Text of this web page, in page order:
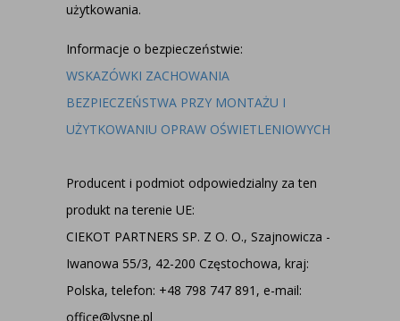
użytkowania.
Informacje o bezpieczeństwie:
WSKAZÓWKI ZACHOWANIA
BEZPIECZEŃSTWA PRZY MONTAŻU I
UŻYTKOWANIU OPRAW OŚWIETLENIOWYCH
Producent i podmiot odpowiedzialny za ten
produkt na terenie UE:
CIEKOT PARTNERS SP. Z O. O., Szajnowicza -
Iwanowa 55/3, 42-200 Częstochowa, kraj:
Polska, telefon: +48 798 747 891, e-mail:
office@lysne.pl